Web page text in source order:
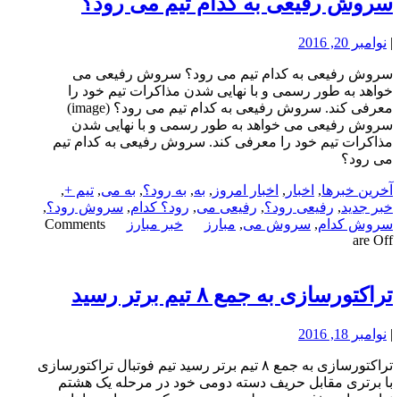
نوامبر 20, 2016
سروش رفیعی به کدام تیم می رود؟ سروش رفیعی می
خواهد به طور رسمی و با نهایی شدن مذاکرات تیم خود را
معرفی کند. سروش رفیعی به کدام تیم می رود؟ (image)
سروش رفیعی می خواهد به طور رسمی و با نهایی شدن
مذاکرات تیم خود را معرفی کند. سروش رفیعی به کدام تیم
می رود؟
آخرین خبرها,اخبار, اخبار امروز, به,به رود؟,به می ,تیم +,
خبر جدید,رفیعی رود؟,رفیعی می ,رود؟ کدام,سروش رود؟,
سروش کدام,سروش می ,مبارز خبر مبارز
Comments
are Off
تراکتورسازی به جمع ۸ تیم برتر رسید
نوامبر 18, 2016
تراکتورسازی به جمع ۸ تیم برتر رسید تیم فوتبال تراکتورسازی
با برتری مقابل حریف دسته دومی خود در مرحله یک هشتم